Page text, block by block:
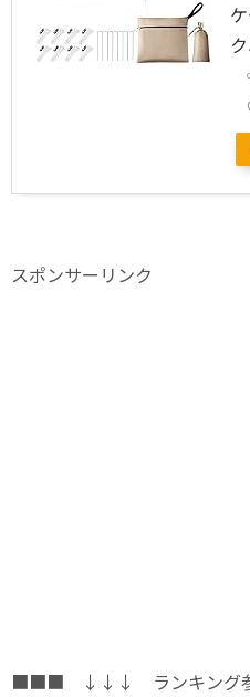
スポンサーリンク
■■■ ↓↓↓ ランキング